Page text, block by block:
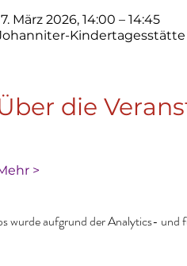
März 2026, 14:00 – 14:45
Kindertagesstätte
die
>
wurde aufgrund der Analytics-